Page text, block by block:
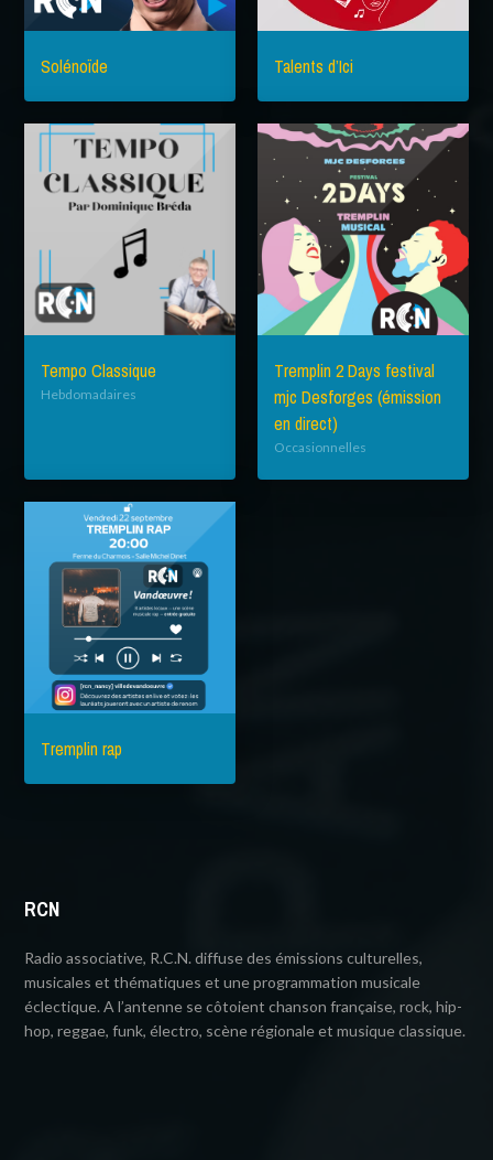
Solénoïde Talents d’Ici
Tempo Classique
Hebdomadaires
Tremplin 2 Days festival
mjc Desforges (émission
en direct)
Occasionnelles
Tremplin rap
RCN
Radio associative, R.C.N. diffuse des émissions culturelles,
musicales et thématiques et une programmation musicale
éclectique. A l’antenne se côtoient chanson française, rock, hip-
hop, reggae, funk, électro, scène régionale et musique classique.